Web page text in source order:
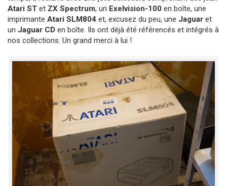
Atari ST et ZX Spectrum, un Exelvision-100 en boîte, une
imprimante Atari SLM804 et, excusez du peu, une Jaguar et
un Jaguar CD en boîte. Ils ont déjà été référencés et intégrés à
nos collections. Un grand merci à lui !